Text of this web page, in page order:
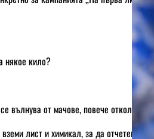
някое кило?
вълнува от мачове, повече отколкото
лист и химикал, за да отчетеш